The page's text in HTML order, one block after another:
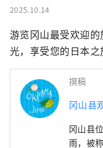
2025.10.14
游览冈山最受欢迎
光，享受您的日本之
撰稿
冈山县
冈山县
雨，被